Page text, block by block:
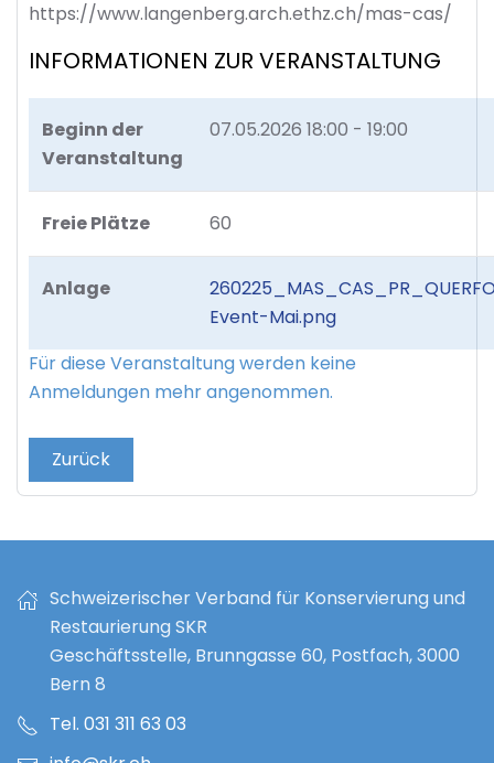
https://www.langenberg.arch.ethz.ch/mas-cas/
INFORMATIONEN ZUR VERANSTALTUNG
Beginn der
Veranstaltung
07.05.2026 18:00 - 19:00
Freie Plätze 60
Anlage
Event-Mai.png
Für diese Veranstaltung werden keine
Anmeldungen mehr angenommen.
Zurück
Schweizerischer Verband für Konservierung und
Restaurierung SKR
Geschäftsstelle, Brunngasse 60, Postfach, 3000
Bern 8
Tel. 031 311 63 03